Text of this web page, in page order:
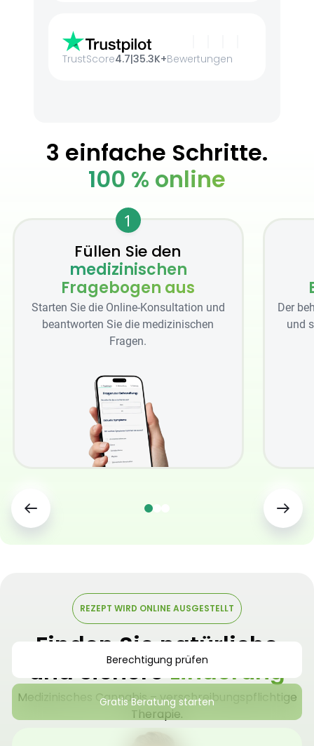
TrustScore4.7|35.3K+Bewertungen
3 einfache Schritte.
100 % online
1
Füllen Sie den
medizinischen
Fragebogen aus
Starten Sie die Online-Konsultation und
beantworten Sie die medizinischen
Fragen.
Der
und
REZEPT WIRD ONLINE AUSGESTELLT
Finden Sie natürliche
und sichereLinderung
Medizinisches Cannabis – verschreibungspflichtige
Therapie.
Berechtigung prüfen
Gratis Beratung starten